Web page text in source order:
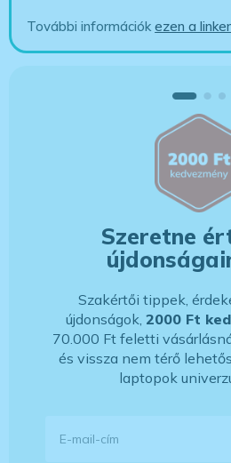
További információkezen a
Szeretne
Szakértői tippek,
újdonságok, 2000 Ft
70.000 Ft feletti
és vissza nem térő
laptopok